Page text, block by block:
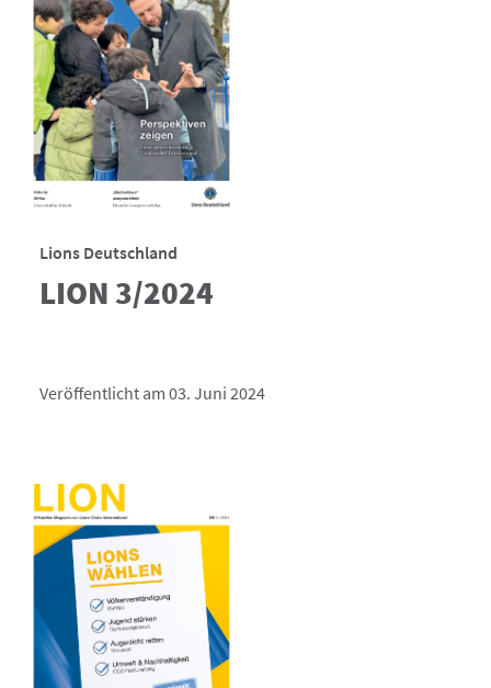
Lions Deutschland
LION 3/2024
Veröffentlicht am 03. Juni 2024